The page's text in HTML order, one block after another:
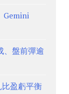
Gemini
、盤前彈逾
盈虧平衡